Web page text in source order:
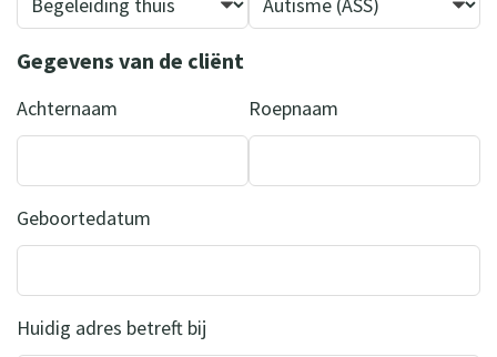
Gegevens van de cliënt
Achternaam Roepnaam
Geboortedatum
Huidig adres betreft bij